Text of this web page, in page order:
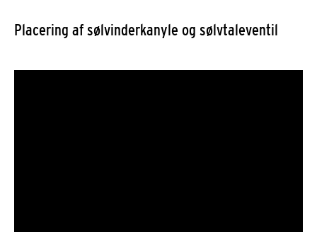
Placering af sølvinderkanyle og sølvtaleventil